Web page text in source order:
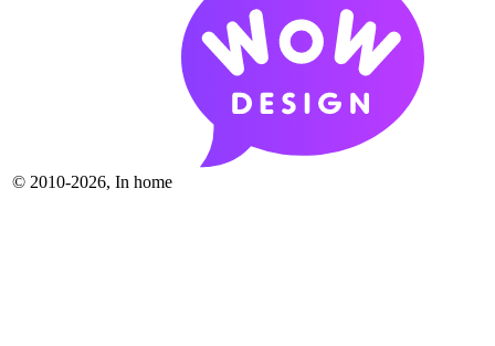
© 2010-2026, In home